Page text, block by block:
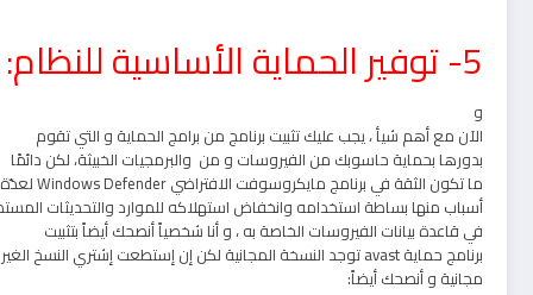
5- توفير الحماية الأساسية للنظام:
و
الآن مع أهم شيأ ، يجب عليك تثبيت برنامج من برامج الحماية و التي تقوم
بدورها بحماية حاسوبك من الفيروسات و من والبرمجيات الخبيثة، لكن دائمًا
ما تكون الثقة في برنامج مايكروسوفت الافتراضي Windows Defender لعدّة
أسباب منها بساطة استخدامه وانخفاض استهلاكه للموارد والتحديثات
في قاعدة بيانات الفيروسات الخاصة به ، و أنا شخصياً أنصحك أيضاً بتثبيت
برنامج حماية avast توجد النسخة المجانية لكن إن إستطعت إشتري النسخ الغير
مجانية و أنصحك أيضاً: